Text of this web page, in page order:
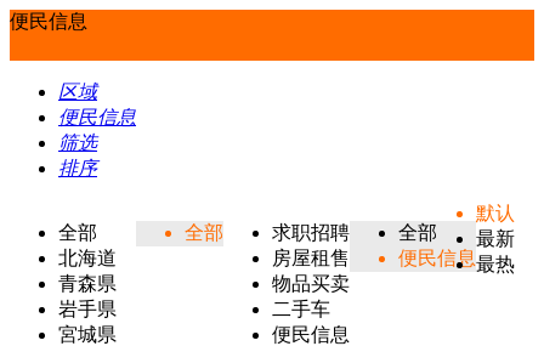
便民信息
区域
便民信息
筛选
排序
全部
北海道
青森県
岩手県
宮城県
全部
求职招聘
房屋租售
物品买卖
二手车
便民信息
全部
便民信息
默认
最新
最热